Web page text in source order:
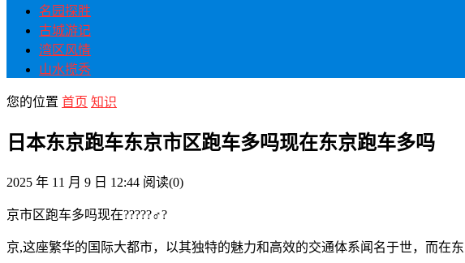
名园探胜
古城游记
湾区风情
山水揽秀
您的位置 首页 知识
日本东京跑车东京市区跑车多吗现在东京跑车多吗
2025 年 11 月 9 日 12:44 阅读(0)
京市区跑车多吗现在?????♂?
京,这座繁华的国际大都市，以其独特的魅力和高效的交通体系闻名于世，而在